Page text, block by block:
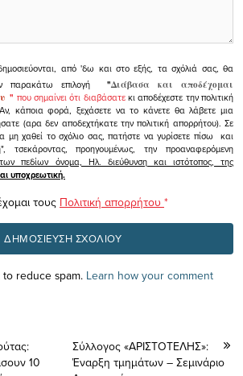
από 'δω και στο εξής, τα σχόλιά σας, θα
παρακάτω επιλογή
"Διάβασα και αποδέχομαι
" που σημαίνει ότι διαβάσατεκι αποδέχεστε την πολιτική
Αν, κάποια φορά, ξεχάσετε να το κάνετε θα λάβετε μια
(αρα δεν αποδεχτήκατε την πολιτική απορρήτου). Σε
μη χαθεί το σχόλιο σας, πατήστε να γυρίσετε πίσω και
τσεκάροντας, προηγουμένως, την προαναφερόμενη
πεδίων όνομα, Ηλ. διεύθυνση και ιστότοπος, της
υποχρεωτική.
τους Πολιτική απορρήτου *
reduce spam. Learn how your comment
10
Σύλλογος «ΑΡΙΣΤΟΤΕΛΗΣ»:
Έναρξη τμημάτων – Σεμινάριο